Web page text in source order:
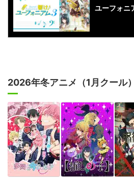
ユーフォニ
2026年冬アニメ（1月クール